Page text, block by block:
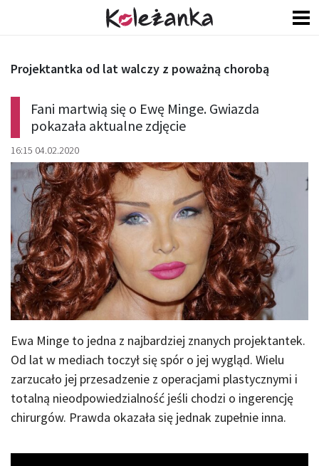
Fani martwią się o Ewę Minge. Gwiazda
pokazała aktualne zdjęcie
16:15 04.02.2020
Projektantka od lat walczy z poważną chorobą
Ewa Minge to jedna z najbardziej znanych projektantek.
Od lat w mediach toczył się spór o jej wygląd. Wielu
zarzucało jej przesadzenie z operacjami plastycznymi i
totalną nieodpowiedzialność jeśli chodzi o ingerencję
chirurgów. Prawda okazała się jednak zupełnie inna.